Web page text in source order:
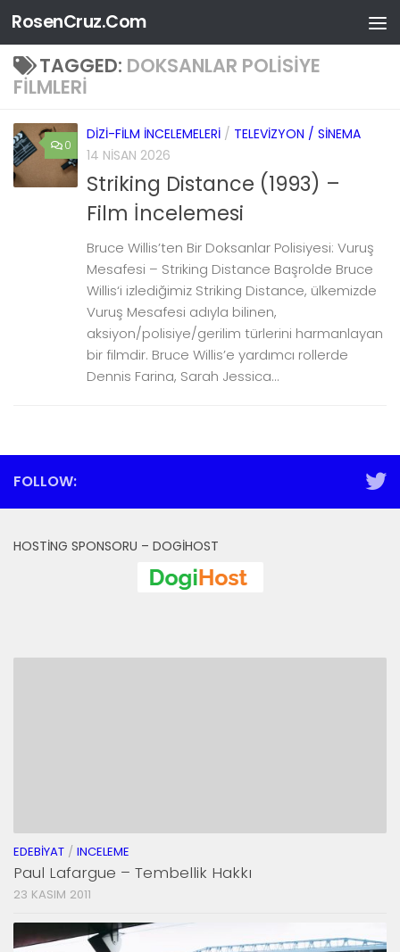
Skip to content
RosenCruz.Com
TAGGED: DOKSANLAR POLISIYE
FILMLERI
0
DIZI-FILM İNCELEMELERI / TELEVIZYON / SINEMA
14 NISAN 2026
Striking Distance (1993) –
Film İncelemesi
Bruce Willis’ten Bir Doksanlar Polisiyesi: Vuruş
Mesafesi – Striking Distance Başrolde Bruce
Willis‘i izlediğimiz Striking Distance, ülkemizde
Vuruş Mesafesi adıyla bilinen,
aksiyon/polisiye/gerilim türlerini harmanlayan
bir filmdir. Bruce Willis’e yardımcı rollerde
Dennis Farina, Sarah Jessica...
FOLLOW:
HOSTING SPONSORU – DOGIHOST
EDEBIYAT / INCELEME
Paul Lafargue – Tembellik Hakkı
23 KASIM 2011